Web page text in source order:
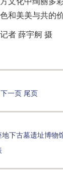
和美美与共的价
薛宇舸 摄
下一页 尾页
地下古墓遗址博物